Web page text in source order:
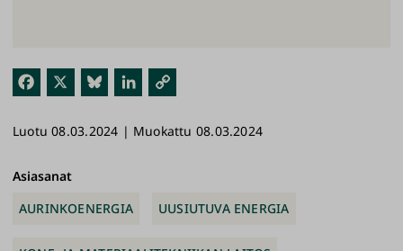
Fac
ok
Blu
y
Link
n
link
Luotu 08.03.2024 | Muokattu 08.03.2024
Asiasanat
AURINKOENERGIA
UUSIUTUVA ENERGIA